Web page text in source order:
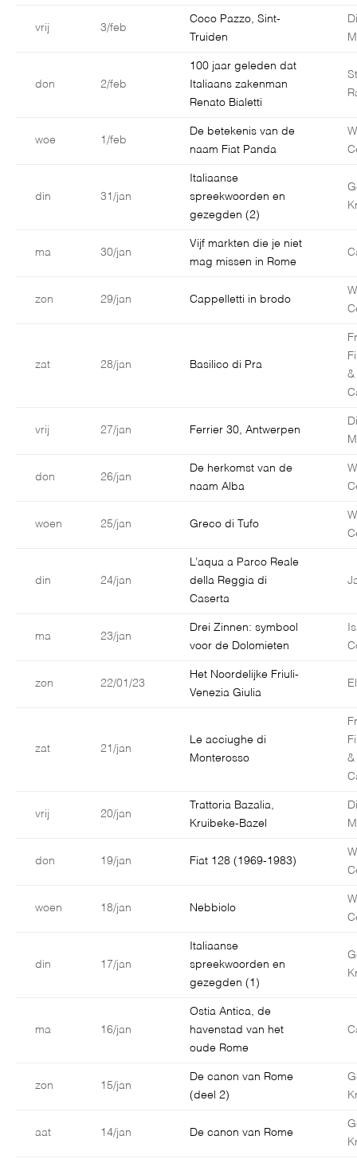
vrij 3/feb
Coco Pazzo, Sint-
Truiden
don 2/feb
100 jaar geleden dat
Italiaans zakenman
Renato Bialetti
woe 1/feb
De betekenis van de
naam Fiat Panda
din 31/jan
Italiaanse
spreekwoorden en
gezegden (2)
ma 30/jan
Vijf markten die je niet
mag missen in Rome
zon 29/jan Cappelletti in brodo
zat 28/jan Basilico di Pra
&
vrij 27/jan Ferrier 30, Antwerpen
don 26/jan
De herkomst van de
naam Alba
woen 25/jan Greco di Tufo
din 24/jan
L’aqua a Parco Reale
della Reggia di
Caserta
ma 23/jan
Drei Zinnen: symbool
voor de Dolomieten
zon 22/01/23
Het Noordelijke Friuli-
Venezia Giulia
zat 21/jan
Le acciughe di
Monterosso
&
vrij 20/jan
Trattoria Bazalia,
Kruibeke-Bazel
don 19/jan Fiat 128 (1969-1983)
woen 18/jan Nebbiolo
din 17/jan
Italiaanse
spreekwoorden en
gezegden (1)
ma 16/jan
Ostia Antica, de
havenstad van het
oude Rome
zon 15/jan
De canon van Rome
(deel 2)
aat 14/jan De canon van Rome